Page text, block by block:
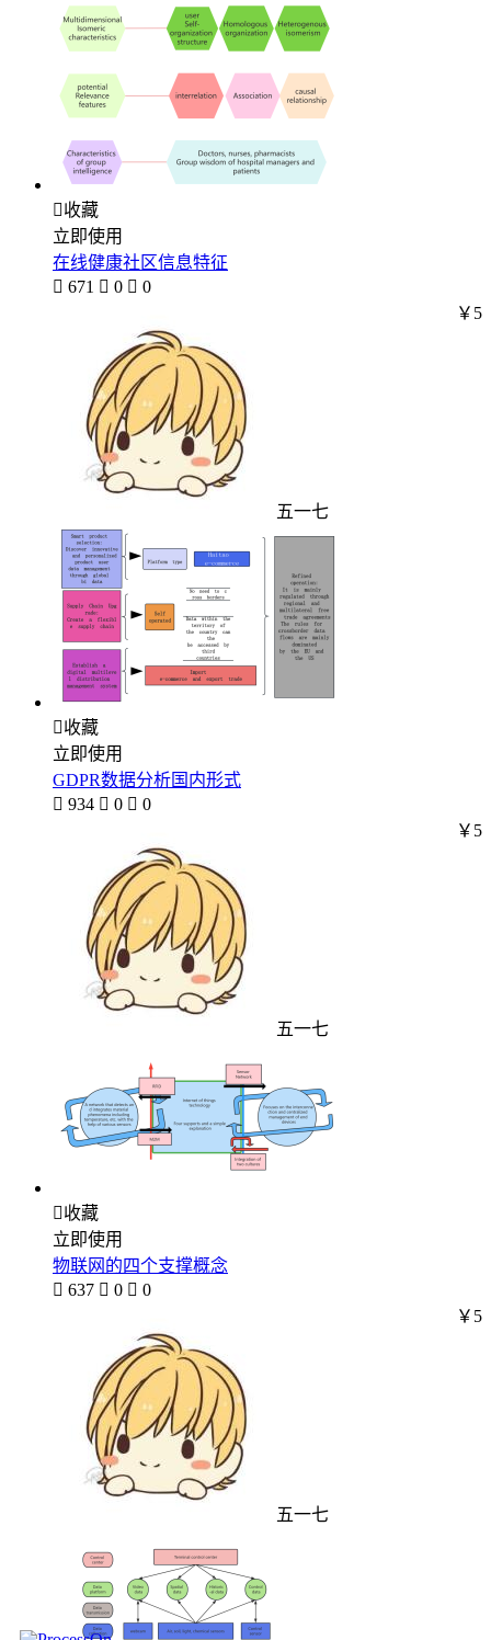
收藏
立即使用
在线健康社区信息特征
 671  0  0
五一七
￥5
收藏
立即使用
GDPR数据分析国内形式
 934  0  0
五一七
￥5
收藏
立即使用
物联网的四个支撑概念
 637  0  0
五一七
￥5